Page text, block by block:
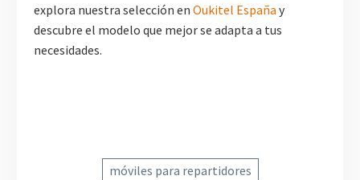
explora nuestra selección en Oukitel España y
descubre el modelo que mejor se adapta a tus
necesidades.
móviles para repartidores